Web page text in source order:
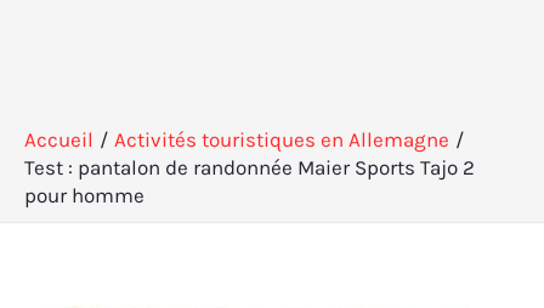
Accueil
Activités touristiques en Allemagne
Test : pantalon de randonnée Maier Sports Tajo 2
pour homme